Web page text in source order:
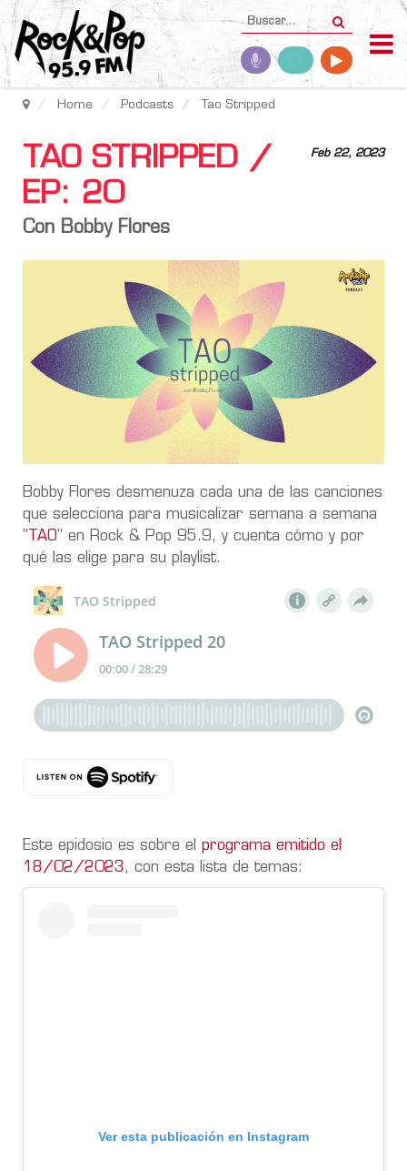
Home Podcasts Tao Stripped
Feb 22, 2023
TAO STRIPPED /
EP: 20
Con Bobby Flores
Bobby Flores desmenuza cada una de las canciones
que selecciona para musicalizar semana a semana
" TAO" en Rock & Pop 95.9, y cuenta cómo y por
qué las elige para su playlist.
Este epidosio es sobre el programa emitido el
18/02/2023, con esta lista de temas:
Ver esta publicación en Instagram